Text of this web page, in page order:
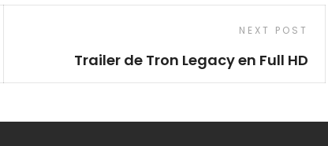
NEXT POST
Trailer de Tron Legacy en Full HD